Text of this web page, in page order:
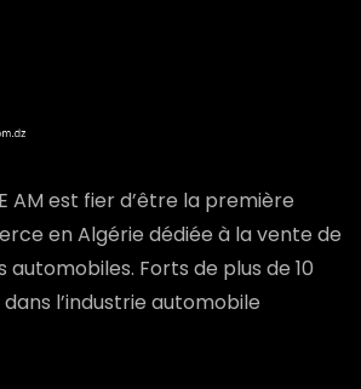
AM est fier d’être la première
en Algérie dédiée à la vente de
Forts de plus de 10
l’industrie automobile